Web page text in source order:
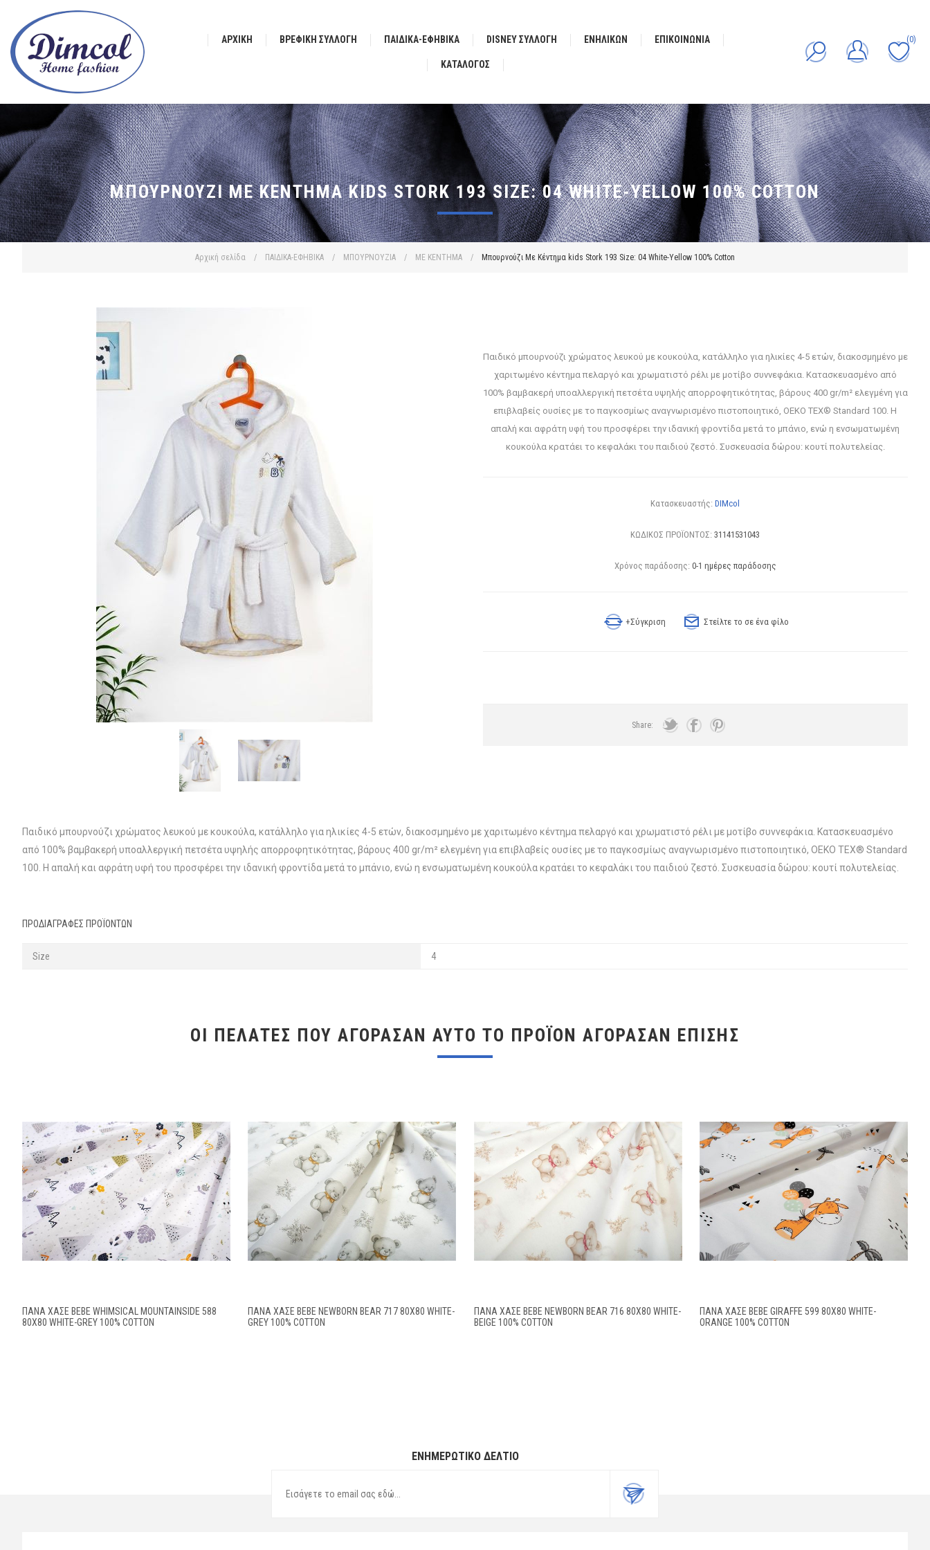
ΑΡΧΙΚΉ ΒΡΕΦΙΚΗ ΣΥΛΛΟΓΗ ΠΑΙΔΙΚΑ-ΕΦΗΒΙΚΑ DISNEY ΣΥΛΛΟΓΗ ΕΝΗΛΙΚΩΝ ΕΠΙΚΟΙΝΩΝΊΑ
ΚΑΤΆΛΟΓΟΣ
(0)
Αρχική σελίδα / ΠΑΙΔΙΚΑ-ΕΦΗΒΙΚΑ / ΜΠΟΥΡΝΟΥΖΙΑ / ΜΕ ΚΕΝΤΗΜΑ / Μπουρνούζι Με Κέντημα kids Stork 193 Size: 04 White-Yellow 100% Cotton
ΜΠΟΥΡΝΟΎΖΙ ΜΕ ΚΈΝΤΗΜΑ KIDS STORK 193 SIZE: 04 WHITE-YELLOW 100% COTTON
Παιδικό μπουρνούζι χρώματος λευκού με κουκούλα, κατάλληλο για ηλικίες 4-5 ετών, διακοσμημένο με
χαριτωμένο κέντημα πελαργό και χρωματιστό ρέλι με μοτίβο συννεφάκια. Κατασκευασμένο από
100% βαμβακερή υποαλλεργική πετσέτα υψηλής απορροφητικότητας, βάρους 400 gr/m² ελεγμένη για
επιβλαβείς ουσίες με το παγκοσμίως αναγνωρισμένο πιστοποιητικό, OEKO TEX® Standard 100. Η
απαλή και αφράτη υφή του προσφέρει την ιδανική φροντίδα μετά το μπάνιο, ενώ η ενσωματωμένη
κουκούλα κρατάει το κεφαλάκι του παιδιού ζεστό. Συσκευασία δώρου: κουτί πολυτελείας.
Κατασκευαστής: DIMcol
ΚΩΔΙΚΟΣ ΠΡΟΪΟΝΤΟΣ: 31141531043
Χρόνος παράδοσης: 0-1 ημέρες παράδοσης
+Σύγκριση Στείλτε το σε ένα φίλο
Share:
Παιδικό μπουρνούζι χρώματος λευκού με κουκούλα, κατάλληλο για ηλικίες 4-5 ετών, διακοσμημένο με χαριτωμένο κέντημα πελαργό και χρωματιστό ρέλι με μοτίβο συννεφάκια. Κατασκευασμένο
από 100% βαμβακερή υποαλλεργική πετσέτα υψηλής απορροφητικότητας, βάρους 400 gr/m² ελεγμένη για επιβλαβείς ουσίες με το παγκοσμίως αναγνωρισμένο πιστοποιητικό, OEKO TEX® Standard
100. Η απαλή και αφράτη υφή του προσφέρει την ιδανική φροντίδα μετά το μπάνιο, ενώ η ενσωματωμένη κουκούλα κρατάει το κεφαλάκι του παιδιού ζεστό. Συσκευασία δώρου: κουτί πολυτελείας.
ΠΡΟΔΙΑΓΡΑΦΈΣ ΠΡΟΪΌΝΤΩΝ
Size 4
ΟΙ ΠΕΛΆΤΕΣ ΠΟΥ ΑΓΌΡΑΣΑΝ ΑΥΤΌ ΤΟ ΠΡΟΪΌΝ ΑΓΌΡΑΣΑΝ ΕΠΊΣΗΣ
ΠΆΝΑ ΧΑΣΈ BEBE WHIMSICAL MOUNTAINSIDE 588
80X80 WHITE-GREY 100% COTTON
ΠΆΝΑ ΧΑΣΈ BEBE NEWBORN BEAR 717 80X80 WHITE-
GREY 100% COTTON
ΠΆΝΑ ΧΑΣΈ BEBE NEWBORN BEAR 716 80X80 WHITE-
BEIGE 100% COTTON
ΠΆΝΑ ΧΑΣΈ BEBE GIRAFFE 599 80X80 WHITE-
ORANGE 100% COTTON
ΕΝΗΜΕΡΩΤΙΚΌ ΔΕΛΤΊΟ